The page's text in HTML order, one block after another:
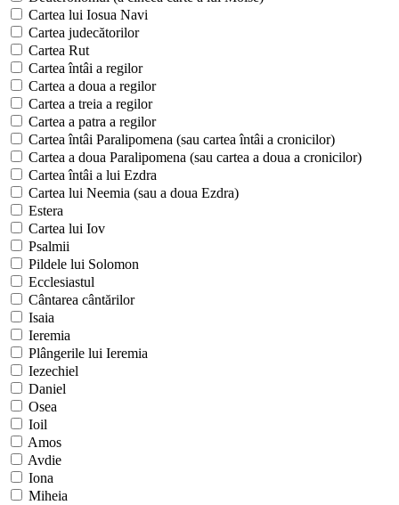
Cartea lui Iosua Navi
Cartea judecătorilor
Cartea Rut
Cartea întâi a regilor
Cartea a doua a regilor
Cartea a treia a regilor
Cartea a patra a regilor
Cartea întâi Paralipomena (sau cartea întâi a cronicilor)
Cartea a doua Paralipomena (sau cartea a doua a cronicilor)
Cartea întâi a lui Ezdra
Cartea lui Neemia (sau a doua Ezdra)
Estera
Cartea lui Iov
Psalmii
Pildele lui Solomon
Ecclesiastul
Cântarea cântărilor
Isaia
Ieremia
Plângerile lui Ieremia
Iezechiel
Daniel
Osea
Ioil
Amos
Avdie
Iona
Miheia